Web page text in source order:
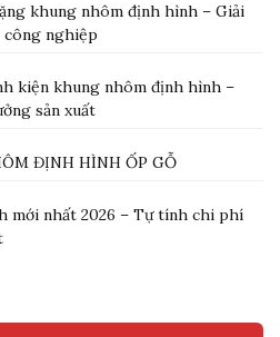
khung nhôm định hình – Giải
công nghiệp
kiện khung nhôm định hình –
sản xuất
ĐỊNH HÌNH ỐP GỖ
mới nhất 2026 – Tự tính chi phí